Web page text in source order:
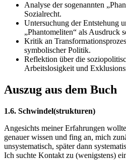
Analyse der sogenannten
Sozialrecht.
Untersuchung der Entstehung
„Phantomeliten“ als Ausdruck
Kritik an
symbolischer Politik.
Reflektion über die
Arbeitslosigkeit und
Auszug aus dem Buch
1.6. Schwindel(strukturen)
Angesichts meiner Erfahrungen
genauer wissen und fing an, mich
unsystematisch, später dann
Ich suchte Kontakt zu (wenigstens)